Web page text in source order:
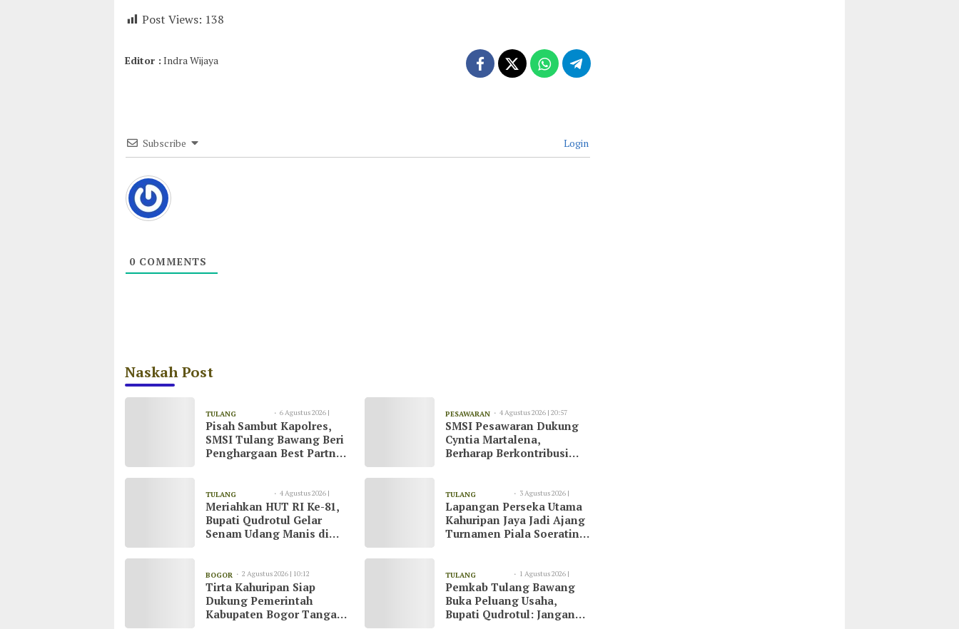
Post Views: 138
Editor : Indra Wijaya
Subscribe Login
0 COMMENTS
Naskah Post
TULANG
BAWANG
6 Agustus 2026 |
08:55
Pisah Sambut Kapolres,
SMSI Tulang Bawang Beri
Penghargaan Best Partner
PESAWARAN 4 Agustus 2026 | 20:57
SMSI Pesawaran Dukung
Cyntia Martalena,
Berharap Berkontribusi
TULANG
BAWANG
4 Agustus 2026 |
20:51
Meriahkan HUT RI Ke-81,
Bupati Qudrotul Gelar
Senam Udang Manis di
TULANG
BAWANG
3 Agustus 2026 |
13:09
Lapangan Perseka Utama
Kahuripan Jaya Jadi Ajang
Turnamen Piala Soeratin
BOGOR 2 Agustus 2026 | 10:12
Tirta Kahuripan Siap
Dukung Pemerintah
Kabupaten Bogor Tangani
TULANG
BAWANG
1 Agustus 2026 |
23:07
Pemkab Tulang Bawang
Buka Peluang Usaha,
Bupati Qudrotul: Jangan